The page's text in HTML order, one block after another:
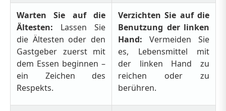
Warten Sie auf die
Ältesten: Lassen Sie
die Ältesten oder den
Gastgeber zuerst mit
dem Essen beginnen –
ein Zeichen des
Respekts.
Verzichten Sie auf die
Benutzung der linken
Hand: Vermeiden Sie
es, Lebensmittel mit
der linken Hand zu
reichen oder zu
berühren.